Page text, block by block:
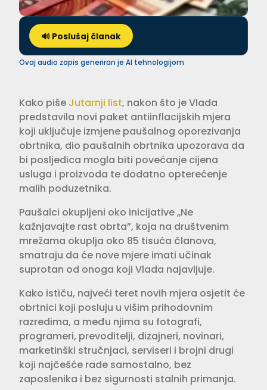
🔊 Poslušaj članak
Ovaj audio zapis generiran je AI tehnologijom
Kako piše Jutarnji list, nakon što je Vlada
predstavila novi paket antiinflacijskih mjera
koji uključuje izmjene paušalnog oporezivanja
obrtnika, dio paušalnih obrtnika upozorava da
bi posljedica mogla biti povećanje cijena
usluga i proizvoda te dodatno opterećenje
malih poduzetnika.
Paušalci okupljeni oko inicijative „Ne
kažnjavajte rast obrta”, koja na društvenim
mrežama okuplja oko 85 tisuća članova,
smatraju da će nove mjere imati učinak
suprotan od onoga koji Vlada najavljuje.
Kako ističu, najveći teret novih mjera osjetit će
obrtnici koji posluju u višim prihodovnim
razredima, a među njima su fotografi,
programeri, prevoditelji, dizajneri, novinari,
marketinški stručnjaci, serviseri i brojni drugi
koji najčešće rade samostalno, bez
zaposlenika i bez sigurnosti stalnih primanja.